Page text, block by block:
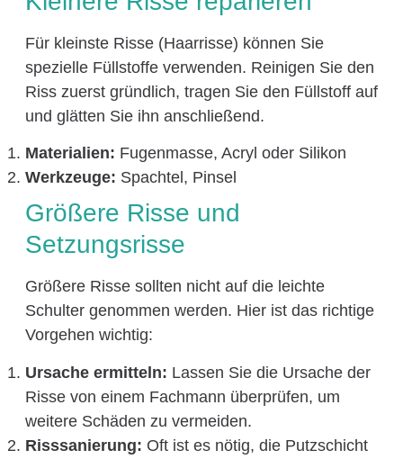
Für kleinste Risse (Haarrisse) können Sie
spezielle Füllstoffe verwenden. Reinigen Sie den
Riss zuerst gründlich, tragen Sie den Füllstoff auf
und glätten Sie ihn anschließend.
Materialien: Fugenmasse, Acryl oder Silikon
Werkzeuge: Spachtel, Pinsel
Größere Risse und
Setzungsrisse
Größere Risse sollten nicht auf die leichte
Schulter genommen werden. Hier ist das richtige
Vorgehen wichtig:
Ursache ermitteln: Lassen Sie die Ursache der
Risse von einem Fachmann überprüfen, um
weitere Schäden zu vermeiden.
Risssanierung: Oft ist es nötig, die Putzschicht